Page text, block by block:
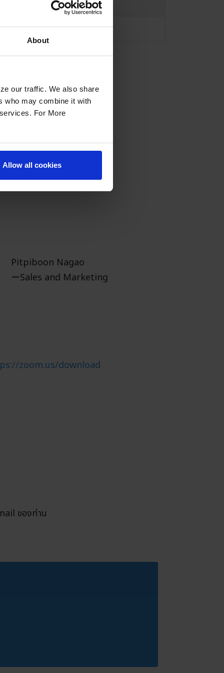
About
our traffic. We also share
who may combine it with
For More
Allow all cookies
Pitpiboon Nagao
ーSales and Marketing
zoom.us/download
ของท่าน